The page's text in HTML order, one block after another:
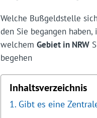
Welche Bußgeldstelle
den Sie begangen
welchem Gebiet in NRW
begehen
Inhaltsverzeichnis
Gibt es eine